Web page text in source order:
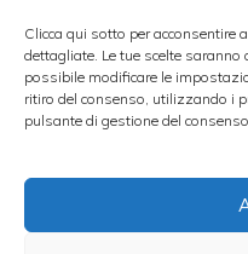
Clicca qui sotto per acconsentire
dettagliate. Le tue scelte
possibile modificare le
ritiro del consenso, utilizzando i
pulsante di gestione del
cui ne risentono
imprese e che
ulteriormente la
2011-2012